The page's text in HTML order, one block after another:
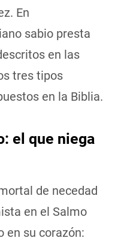
En
sabio presta
en las
tres tipos
en la Biblia.
el que niega
de necedad
en el Salmo
en su corazón: